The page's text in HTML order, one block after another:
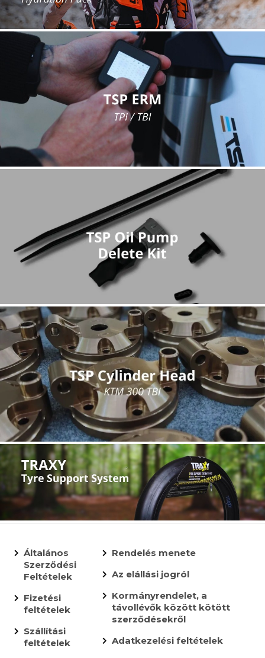
Általános
Szerződési
Feltételek
Fizetési
feltételek
Szállítási
feltételek
Rendelés menete
Az elállási jogról
Kormányrendelet, a
távollévők között kötött
szerződésekről
Adatkezelési feltételek